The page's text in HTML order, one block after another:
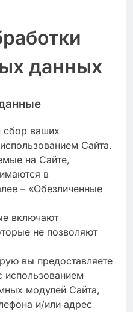
данных
сбор ваших
Сайта.
на Сайте,
в
– «Обезличенные
включают
не позволяют
вы предоставляете
использованием
модулей Сайта,
и/или адрес